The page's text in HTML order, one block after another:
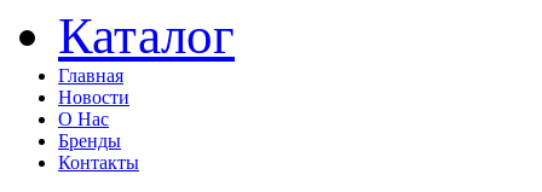
Каталог
Главная
Новости
О Нас
Бренды
Контакты